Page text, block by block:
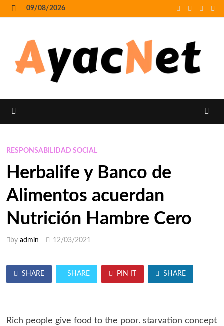
Skip
to
09/08/2026
RESPONSABILIDAD SOCIAL
Herbalife y Banco de
Alimentos acuerdan
Nutrición Hambre Cero
by admin 12/03/2021
SHARE SHARE PIN IT SHARE
Rich people give food to the poor. starvation concept